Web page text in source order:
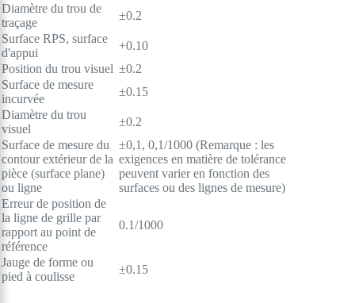
Diamètre du trou de
traçage
±0.2
Surface RPS, surface
d'appui
+0.10
Position du trou visuel ±0.2
Surface de mesure
incurvée
±0.15
Diamètre du trou
visuel
±0.2
Surface de mesure du
contour extérieur de la
pièce (surface plane)
ou ligne
±0,1, 0,1/1000 (Remarque : les
exigences en matière de tolérance
peuvent varier en fonction des
surfaces ou des lignes de mesure)
Erreur de position de
la ligne de grille par
rapport au point de
référence
0.1/1000
Jauge de forme ou
pied à coulisse
±0.15